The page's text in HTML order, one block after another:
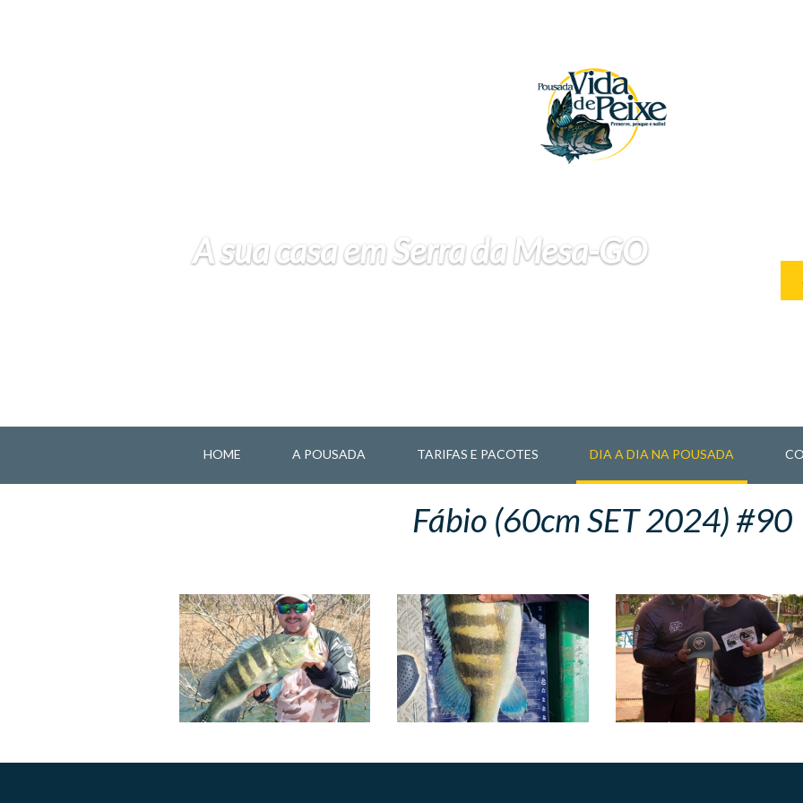
A sua casa em Serra da Mesa-GO
HOME A POUSADA TARIFAS E PACOTES DIA A DIA NA POUSADA
Fábio (60cm SET 2024) #90